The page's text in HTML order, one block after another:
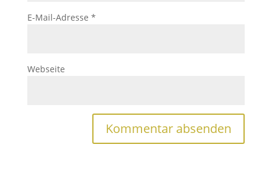
E-Mail-Adresse *
Webseite